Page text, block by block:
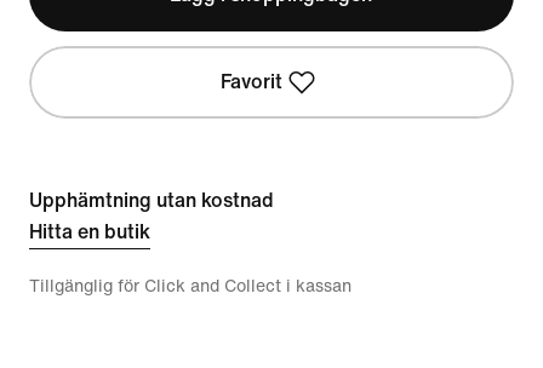
Favorit
Upphämtning utan kostnad
Hitta en butik
Tillgänglig för Click and Collect i kassan